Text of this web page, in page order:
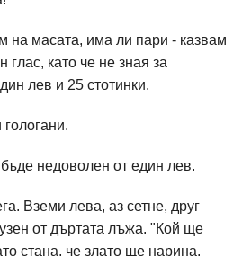
на масата, има ли пари - казвам
глас, като че не зная за
лев и 25 стотинки.
недоволен от един лев.
Вземи лева, аз сетне, друг
от дъртата лъжа. "Кой ще
стана, че злато ще нарина.